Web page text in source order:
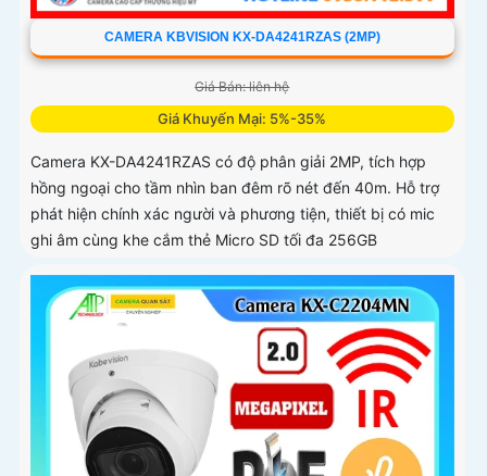
CAMERA KBVISION KX-DA4241RZAS (2MP)
Giá Bán: liên hệ
Giá Khuyến Mại: 5%-35%
Camera KX-DA4241RZAS có độ phân giải 2MP, tích hợp
hồng ngoại cho tầm nhìn ban đêm rõ nét đến 40m. Hỗ trợ
phát hiện chính xác người và phương tiện, thiết bị có mic
ghi âm cùng khe cắm thẻ Micro SD tối đa 256GB